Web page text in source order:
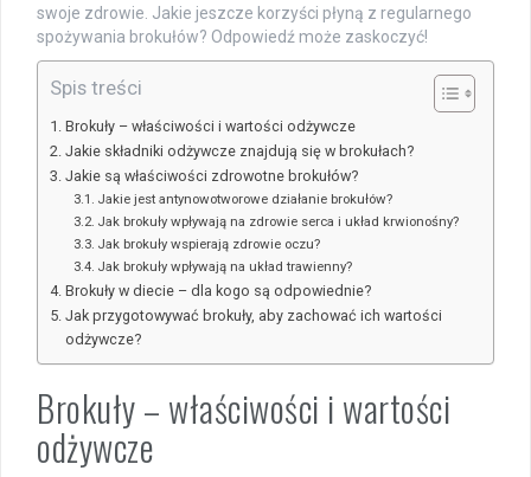
swoje zdrowie. Jakie jeszcze korzyści płyną z regularnego
spożywania brokułów? Odpowiedź może zaskoczyć!
Spis treści
Brokuły – właściwości i wartości odżywcze
Jakie składniki odżywcze znajdują się w brokułach?
Jakie są właściwości zdrowotne brokułów?
Jakie jest antynowotworowe działanie brokułów?
Jak brokuły wpływają na zdrowie serca i układ krwionośny?
Jak brokuły wspierają zdrowie oczu?
Jak brokuły wpływają na układ trawienny?
Brokuły w diecie – dla kogo są odpowiednie?
Jak przygotowywać brokuły, aby zachować ich wartości
odżywcze?
Brokuły – właściwości i wartości
odżywcze